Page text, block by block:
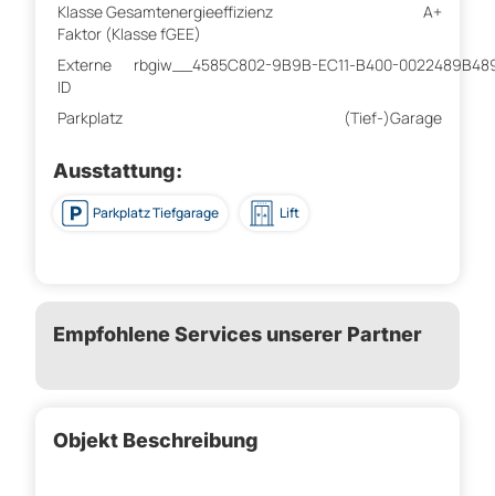
Klasse Gesamtenergieeffizienz
Faktor (Klasse fGEE)
A+
Externe
ID
rbgiw__4585C802-9B9B-EC11-B400-
Parkplatz (Tief-)Garage
Ausstattung:
Parkplatz Tiefgarage Lift
Empfohlene Services unserer Partner
Objekt Beschreibung